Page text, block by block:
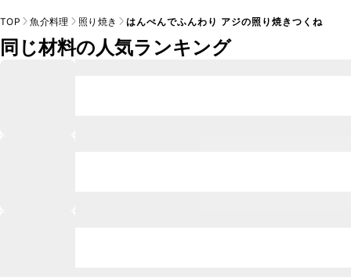
TOP 魚介料理 照り焼き はんぺんでふんわり アジの照り焼きつくね
同じ材料の人気ランキング